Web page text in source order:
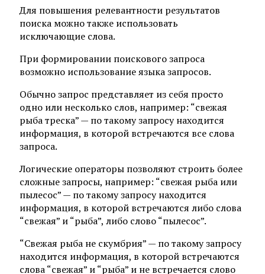
Для повышения релевантности результатов
поиска можно также использовать
исключающие слова.
При формировании поискового запроса
возможно использование языка запросов.
Обычно запрос представляет из себя просто
одно или несколько слов, например: “свежая
рыба треска” — по такому запросу находится
информация, в которой встречаются все слова
запроса.
Логические операторы позволяют строить более
сложные запросы, например: “свежая рыба или
пылесос” — по такому запросу находится
информация, в которой встречаются либо слова
“свежая” и “рыба”, либо слово “пылесос”.
“Свежая рыба не скумбрия” — по такому запросу
находится информация, в которой встречаются
слова “свежая” и “рыба” и не встречается слово